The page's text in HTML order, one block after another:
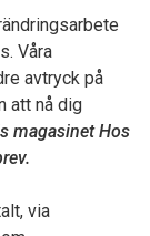
Våra
avtryck på
att nå dig
magasinet Hos
via